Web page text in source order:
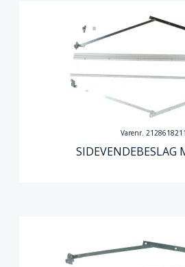
Varenr. 2128618211
SIDEVENDEBESLAG